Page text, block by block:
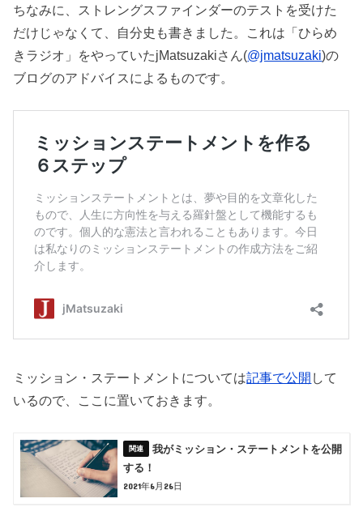
ちなみに、ストレングスファインダーのテストを受けた
だけじゃなくて、自分史も書きました。これは「ひらめ
きラジオ」をやっていたjMatsuzakiさん(@jmatsuzaki)の
ブログのアドバイスによるものです。
ミッション・ステートメントについては記事で公開 して
いるので、ここに置いておきます。
我がミッション・ステートメントを公開
する！
2021年6月26日